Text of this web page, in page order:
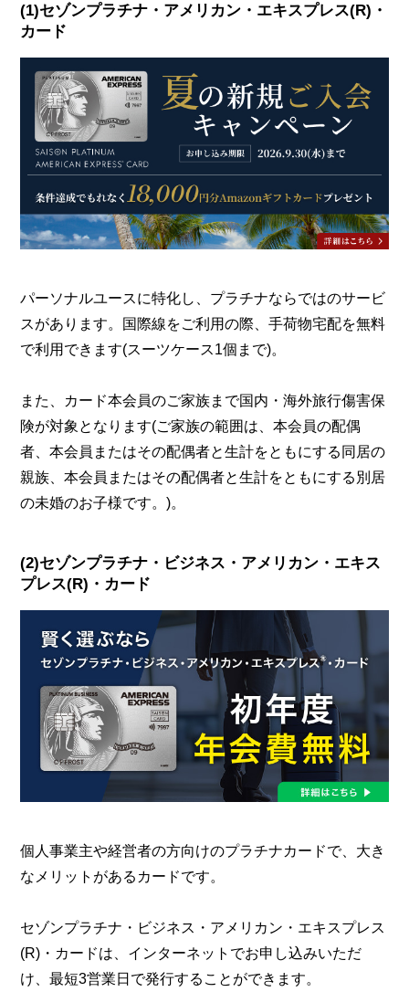
(1)セゾンプラチナ・アメリカン・エキスプレス(R)・
カード
パーソナルユースに特化し、プラチナならではのサービ
スがあります。国際線をご利用の際、手荷物宅配を無料
で利用できます(スーツケース1個まで)。
また、カード本会員のご家族まで国内・海外旅行傷害保
険が対象となります(ご家族の範囲は、本会員の配偶
者、本会員またはその配偶者と生計をともにする同居の
親族、本会員またはその配偶者と生計をともにする別居
の未婚のお子様です。)。
(2)セゾンプラチナ・ビジネス・アメリカン・エキス
プレス(R)・カード
個人事業主や経営者の方向けのプラチナカードで、大き
なメリットがあるカードです。
セゾンプラチナ・ビジネス・アメリカン・エキスプレス
(R)・カードは、インターネットでお申し込みいただ
け、最短3営業日で発行することができます。